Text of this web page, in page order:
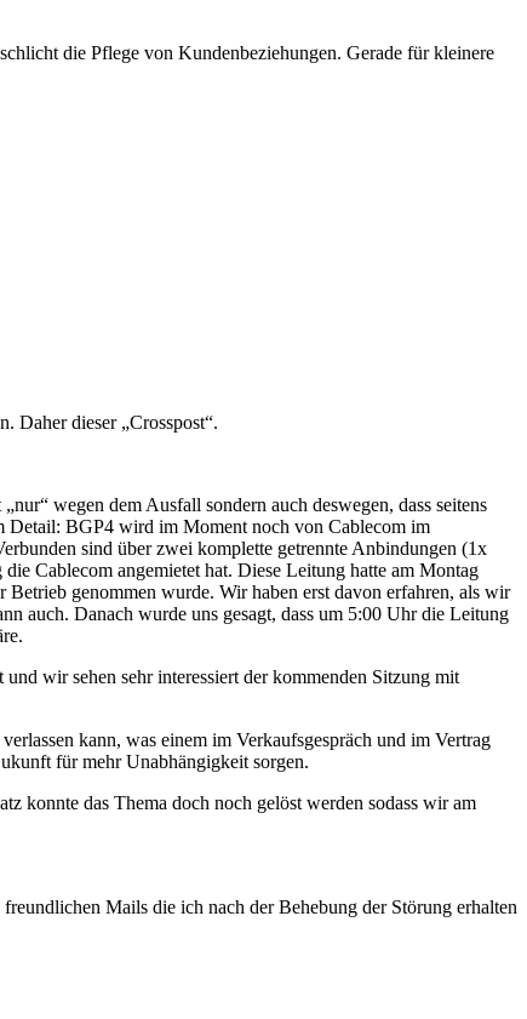
die Pflege von Kundenbeziehungen. Gerade für kleinere
Daher dieser „Crosspost“.
wegen dem Ausfall sondern auch deswegen, dass seitens
Detail: BGP4 wird im Moment noch von Cablecom im
sind über zwei komplette getrennte Anbindungen (1x
Cablecom angemietet hat. Diese Leitung hatte am Montag
genommen wurde. Wir haben erst davon erfahren, als wir
auch. Danach wurde uns gesagt, dass um 5:00 Uhr die Leitung
wir sehen sehr interessiert der kommenden Sitzung mit
kann, was einem im Verkaufsgespräch und im Vertrag
für mehr Unabhängigkeit sorgen.
konnte das Thema doch noch gelöst werden sodass wir am
Mails die ich nach der Behebung der Störung erhalten